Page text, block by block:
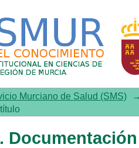
Murciano de Salud (SMS) →